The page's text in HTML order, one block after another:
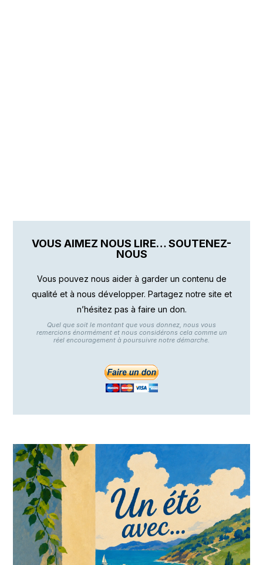
VOUS AIMEZ NOUS LIRE… SOUTENEZ-
NOUS
Vous pouvez nous aider à garder un contenu de
qualité et à nous développer. Partagez notre site et
n’hésitez pas à faire un don.
Quel que soit le montant que vous donnez, nous vous
remercions énormément et nous considérons cela comme un
réel encouragement à poursuivre notre démarche.